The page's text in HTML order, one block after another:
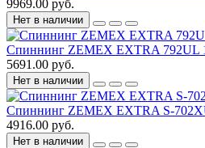
9969.00 руб.
Нет в наличии
Спиннинг ZEMEX EXTRA 792UL
5691.00 руб.
Нет в наличии
Спиннинг ZEMEX EXTRA S-
4916.00 руб.
Нет в наличии